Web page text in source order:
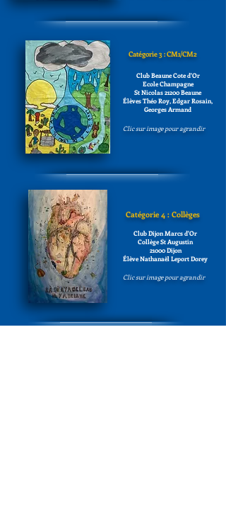
Catégorie 3 : CM1/CM2
Club Beaune Cote d'Or
Ecole Champagne
St Nicolas21200 Beaune
Élèves Théo Roy, Edgar Rosain,
Georges Armand
Clic sur image pour agrandir
Catégorie 4 : Collèges
Club Dijon Marcs d'Or
Collège St Augustin
21000 Dijon
Élève Nathanaël Leport Dorey
Clic sur image pour agrandir